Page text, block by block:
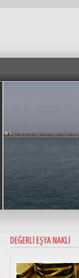
akla ilk gelen sistemler
sistemleri ve güvenlik
sistemleridir. Yine bunun ...
DEĞERLİ EŞYA NAKLİ